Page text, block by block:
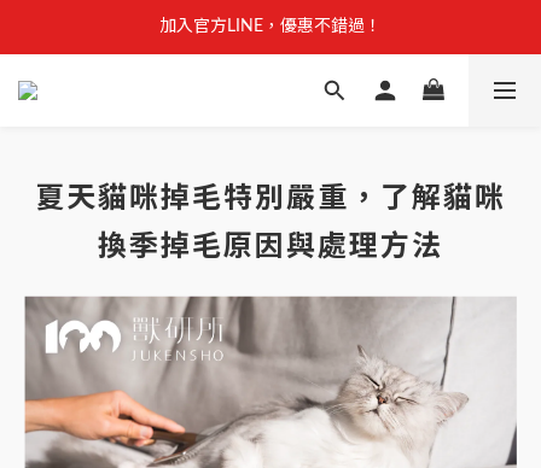
【安心聲明】 獸研所全品項未使用問題油品，點我看詳情 →
加入官方LINE，優惠不錯過！
【安心聲明】 獸研所全品項未使用問題油品，點我看詳情 →
夏天貓咪掉毛特別嚴重，了解貓咪
換季掉毛原因與處理方法